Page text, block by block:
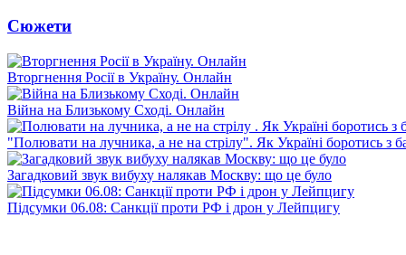
Сюжети
Вторгнення Росії в Україну. Онлайн
Війна на Близькому Сході. Онлайн
"Полювати на лучника, а не на стрілу". Як Україні боротись з
Загадковий звук вибуху налякав Москву: що це було
Підсумки 06.08: Санкції проти РФ і дрон у Лейпцигу